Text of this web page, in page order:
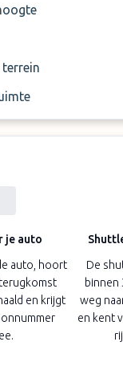
je auto
auto, hoort
en krijgt
De
binnen
weg
en kent